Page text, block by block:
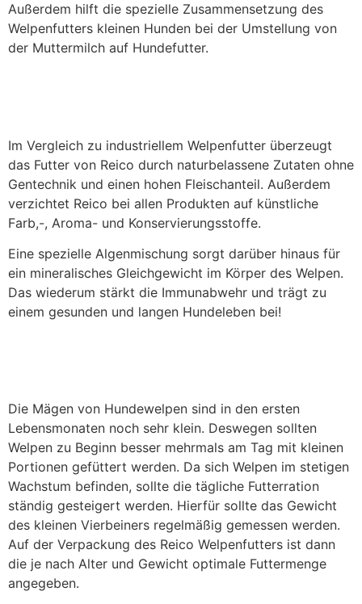
Außerdem hilft die spezielle Zusammensetzung des
Welpenfutters kleinen Hunden bei der Umstellung von
der Muttermilch auf Hundefutter.
Im Vergleich zu industriellem Welpenfutter überzeugt
das Futter von Reico durch naturbelassene Zutaten ohne
Gentechnik und einen hohen Fleischanteil. Außerdem
verzichtet Reico bei allen Produkten auf künstliche
Farb,-, Aroma- und Konservierungsstoffe.
Eine spezielle Algenmischung sorgt darüber hinaus für
ein mineralisches Gleichgewicht im Körper des Welpen.
Das wiederum stärkt die Immunabwehr und trägt zu
einem gesunden und langen Hundeleben bei!
Die Mägen von Hundewelpen sind in den ersten
Lebensmonaten noch sehr klein. Deswegen sollten
Welpen zu Beginn besser mehrmals am Tag mit kleinen
Portionen gefüttert werden. Da sich Welpen im stetigen
Wachstum befinden, sollte die tägliche Futterration
ständig gesteigert werden. Hierfür sollte das Gewicht
des kleinen Vierbeiners regelmäßig gemessen werden.
Auf der Verpackung des Reico Welpenfutters ist dann
die je nach Alter und Gewicht optimale Futtermenge
angegeben.